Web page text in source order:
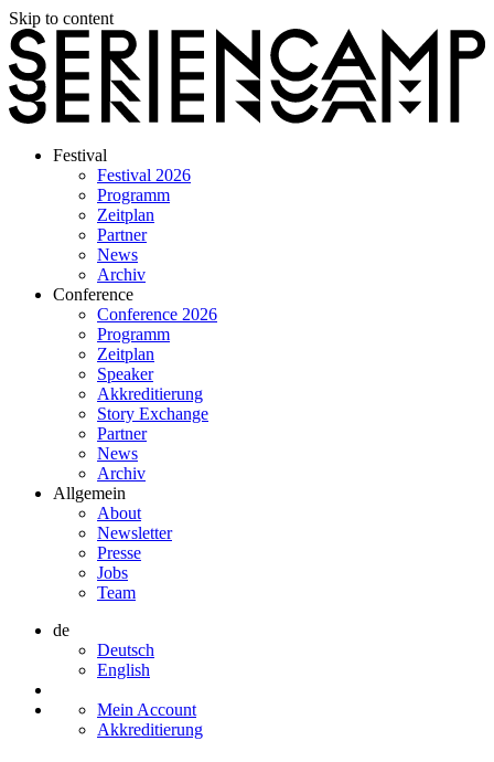
Skip to content
Festival
Festival 2026
Programm
Zeitplan
Partner
News
Archiv
Conference
Conference 2026
Programm
Zeitplan
Speaker
Akkreditierung
Story Exchange
Partner
News
Archiv
Allgemein
About
Newsletter
Presse
Jobs
Team
de
Deutsch
English
Mein Account
Akkreditierung